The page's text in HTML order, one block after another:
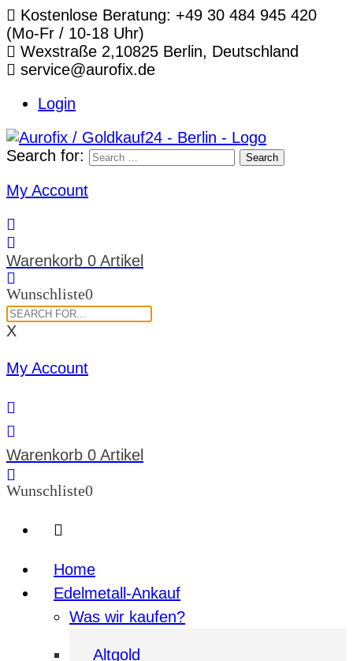
Telefon:
Kostenlose Beratung: +49 30 484 945 420
(Mo-Fr / 10-18 Uhr)
Standort:
Wexstraße 2,10825 Berlin, Deutschland
E-
service@aurofix.de
Login
Search for: Search
My Account
Warenkorb 0 Artikel
Wunschliste0
X
My Account
Warenkorb 0 Artikel
Wunschliste0
Home
Edelmetall-Ankauf
Was wir kaufen?
Altgold